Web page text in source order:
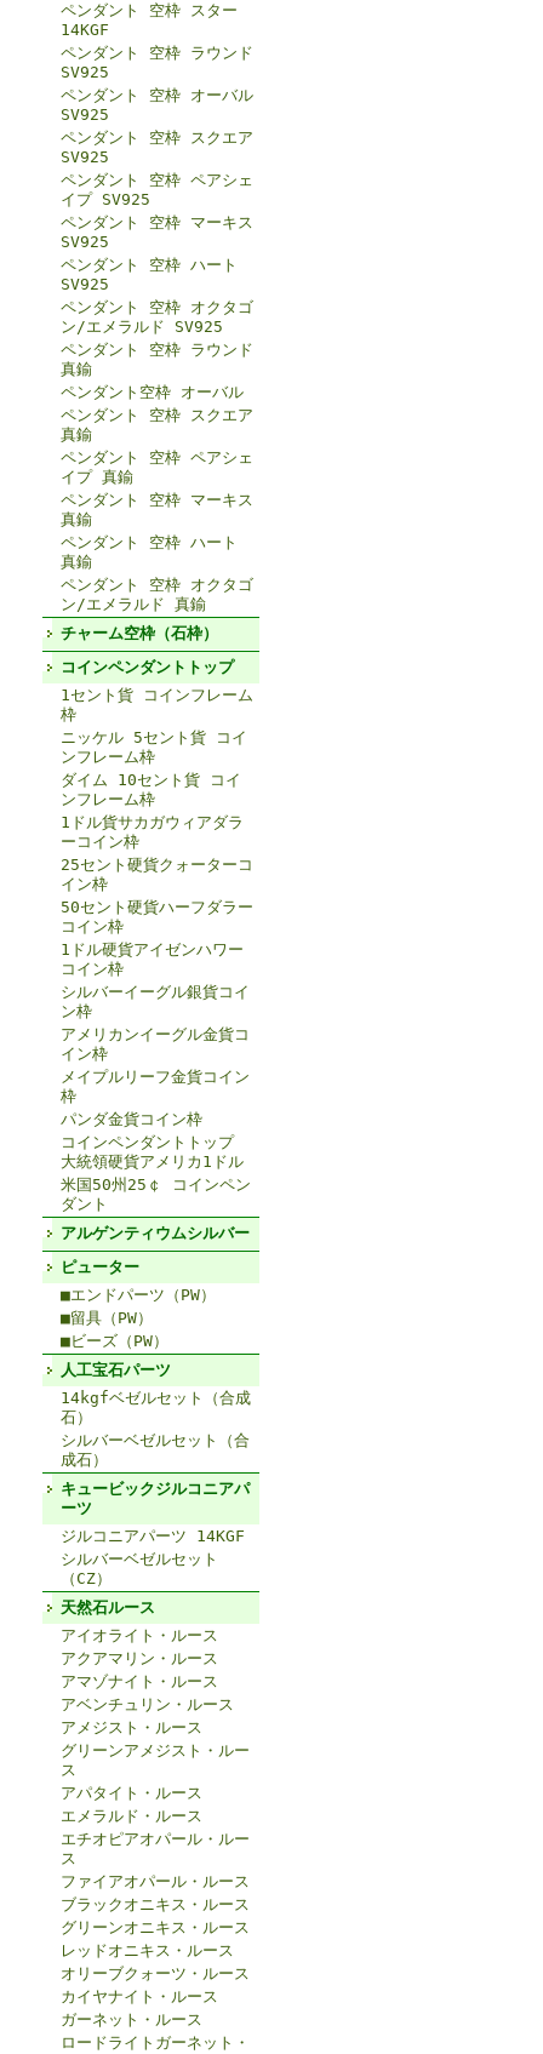
ペンダント 空枠 スター
14KGF
ペンダント 空枠 ラウンド
SV925
ペンダント 空枠 オーバル
SV925
ペンダント 空枠 スクエア
SV925
ペンダント 空枠 ペアシェ
イプ SV925
ペンダント 空枠 マーキス
SV925
ペンダント 空枠 ハート
SV925
ペンダント 空枠 オクタゴ
ン/エメラルド SV925
ペンダント 空枠 ラウンド
真鍮
ペンダント空枠 オーバル
ペンダント 空枠 スクエア
真鍮
ペンダント 空枠 ペアシェ
イプ 真鍮
ペンダント 空枠 マーキス
真鍮
ペンダント 空枠 ハート
真鍮
ペンダント 空枠 オクタゴ
ン/エメラルド 真鍮
チャーム空枠（石枠）
コインペンダントトップ
1セント貨 コインフレーム
枠
ニッケル 5セント貨 コイ
ンフレーム枠
ダイム 10セント貨 コイ
ンフレーム枠
1ドル貨サカガウィアダラ
ーコイン枠
25セント硬貨クォーターコ
イン枠
50セント硬貨ハーフダラー
コイン枠
1ドル硬貨アイゼンハワー
コイン枠
シルバーイーグル銀貨コイ
ン枠
アメリカンイーグル金貨コ
イン枠
メイプルリーフ金貨コイン
枠
パンダ金貨コイン枠
コインペンダントトップ
大統領硬貨アメリカ1ドル
米国50州25￠ コインペン
ダント
アルゲンティウムシルバー
ピューター
■エンドパーツ（PW）
■留具（PW）
■ビーズ（PW）
人工宝石パーツ
14kgfベゼルセット（合成
石）
シルバーベゼルセット（合
成石）
キュービックジルコニアパ
ーツ
ジルコニアパーツ 14KGF
シルバーベゼルセット
（CZ）
天然石ルース
アイオライト・ルース
アクアマリン・ルース
アマゾナイト・ルース
アベンチュリン・ルース
アメジスト・ルース
グリーンアメジスト・ルー
ス
アパタイト・ルース
エメラルド・ルース
エチオピアオパール・ルー
ス
ファイアオパール・ルース
ブラックオニキス・ルース
グリーンオニキス・ルース
レッドオニキス・ルース
オリーブクォーツ・ルース
カイヤナイト・ルース
ガーネット・ルース
ロードライトガーネット・